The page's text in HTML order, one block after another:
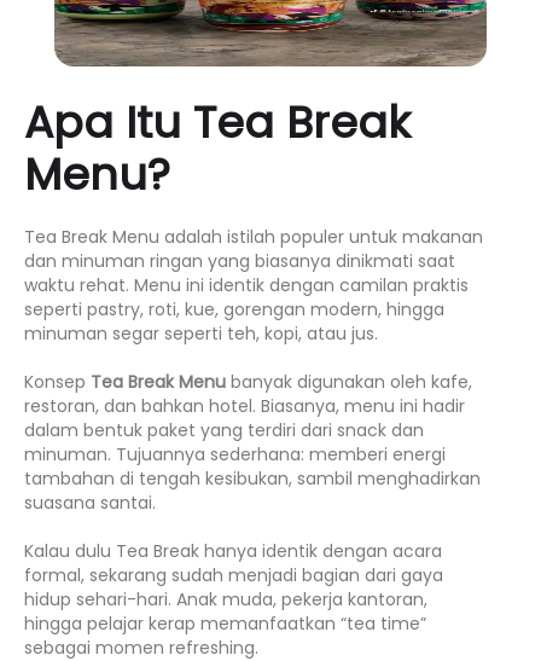
Apa Itu Tea Break
Menu?
Tea Break Menu adalah istilah populer untuk makanan
dan minuman ringan yang biasanya dinikmati saat
waktu rehat. Menu ini identik dengan camilan praktis
seperti pastry, roti, kue, gorengan modern, hingga
minuman segar seperti teh, kopi, atau jus.
Konsep Tea Break Menu banyak digunakan oleh kafe,
restoran, dan bahkan hotel. Biasanya, menu ini hadir
dalam bentuk paket yang terdiri dari snack dan
minuman. Tujuannya sederhana: memberi energi
tambahan di tengah kesibukan, sambil menghadirkan
suasana santai.
Kalau dulu Tea Break hanya identik dengan acara
formal, sekarang sudah menjadi bagian dari gaya
hidup sehari-hari. Anak muda, pekerja kantoran,
hingga pelajar kerap memanfaatkan “tea time”
sebagai momen refreshing.